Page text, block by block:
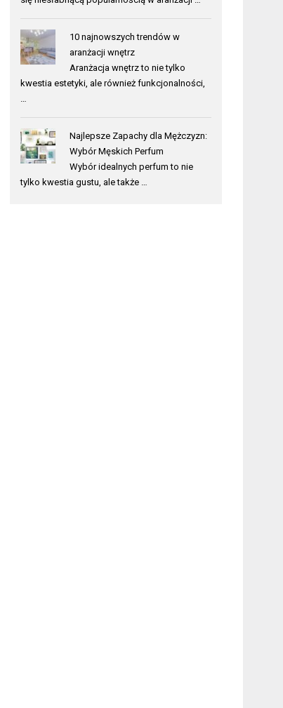
10 najnowszych trendów w
aranżacji wnętrz
Aranżacja wnętrz to nie tylko
kwestia estetyki, ale również funkcjonalności,
…
Najlepsze Zapachy dla Mężczyzn:
Wybór Męskich Perfum
Wybór idealnych perfum to nie
tylko kwestia gustu, ale także …